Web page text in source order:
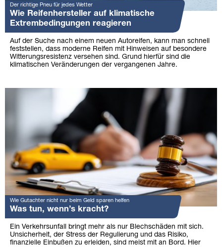
Der richtige Pneu für jedes Wetter
Wie Reifenhersteller auf klimatische
Extrembedingungen reagieren
Auf der Suche nach einem neuen Autoreifen, kann man schnell
feststellen, dass moderne Reifen mit Hinweisen auf besondere
Witterungsresistenz versehen sind. Grund hierfür sind die
klimatischen Veränderungen der vergangenen Jahre.
Wie Gutachter nicht nur beim Geld sparen helfen
Was tun, wenn’s kracht?
Ein Verkehrsunfall bringt mehr als nur Blechschäden mit sich.
Unsicherheit, der Stress der Regulierung und das Risiko,
finanzielle Einbußen zu erleiden, sind meist mit an Bord. Hier